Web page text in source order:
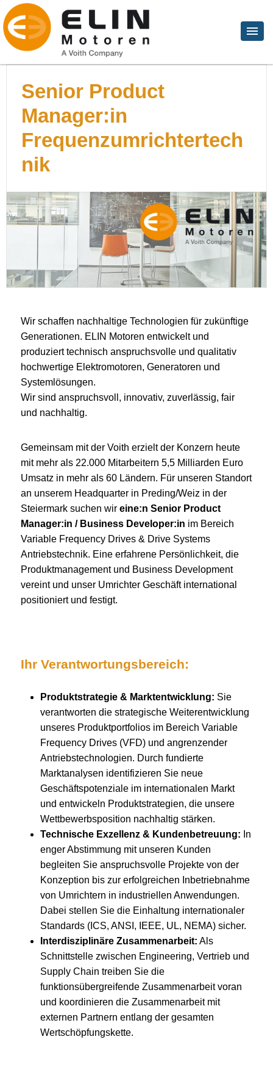
Senior Product
Manager:in
Frequenzumrichtertech
nik
Wir schaffen nachhaltige Technologien für zukünftige
Generationen. ELIN Motoren entwickelt und
produziert technisch anspruchsvolle und qualitativ
hochwertige Elektromotoren, Generatoren und
Systemlösungen.
Wir sind anspruchsvoll, innovativ, zuverlässig, fair
und nachhaltig.
Gemeinsam mit der Voith erzielt der Konzern heute
mit mehr als 22.000 Mitarbeitern 5,5 Milliarden Euro
Umsatz in mehr als 60 Ländern. Für unseren Standort
an unserem Headquarter in Preding/Weiz in der
Steiermark suchen wir eine:n Senior Product
Manager:in / Business Developer:in im Bereich
Variable Frequency Drives & Drive Systems
Antriebstechnik. Eine erfahrene Persönlichkeit, die
Produktmanagement und Business Development
vereint und unser Umrichter Geschäft international
positioniert und festigt.
Ihr Verantwortungsbereich:
Produktstrategie & Marktentwicklung: Sie
verantworten die strategische Weiterentwicklung
unseres Produktportfolios im Bereich Variable
Frequency Drives (VFD) und angrenzender
Antriebstechnologien. Durch fundierte
Marktanalysen identifizieren Sie neue
Geschäftspotenziale im internationalen Markt
und entwickeln Produktstrategien, die unsere
Wettbewerbsposition nachhaltig stärken.
Technische Exzellenz & Kundenbetreuung: In
enger Abstimmung mit unseren Kunden
begleiten Sie anspruchsvolle Projekte von der
Konzeption bis zur erfolgreichen Inbetriebnahme
von Umrichtern in industriellen Anwendungen.
Dabei stellen Sie die Einhaltung internationaler
Standards (ICS, ANSI, IEEE, UL, NEMA) sicher.
Interdisziplinäre Zusammenarbeit: Als
Schnittstelle zwischen Engineering, Vertrieb und
Supply Chain treiben Sie die
funktionsübergreifende Zusammenarbeit voran
und koordinieren die Zusammenarbeit mit
externen Partnern entlang der gesamten
Wertschöpfungskette.